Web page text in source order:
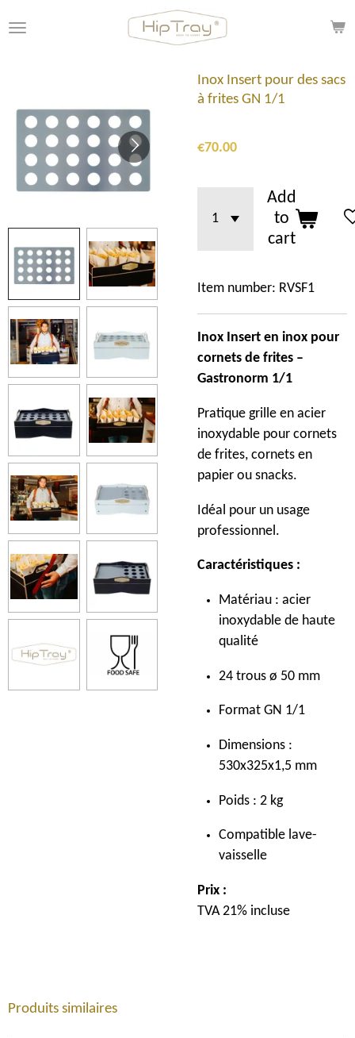
to
Inox Insert pour des sacs
à frites GN 1/1
€70.00
Add
to
cart
Item number: RVSF1
Inox Insert en inox pour
cornets de frites –
Gastronorm 1/1
Pratique grille en acier
inoxydable pour cornets
de frites, cornets en
papier ou snacks.
Idéal pour un usage
professionnel.
Caractéristiques :
Matériau : acier
inoxydable de haute
qualité
24 trous ø 50 mm
Format GN 1/1
Dimensions :
530x325x1,5 mm
Poids : 2 kg
Compatible lave-
vaisselle
Prix :
TVA 21% incluse
Produits similaires